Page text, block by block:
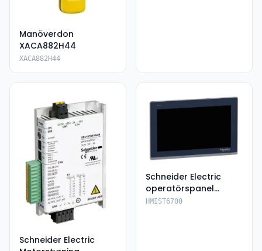
Manöverdon
XACA882H44
XACA882H44
Schneider Electric
Schneider Electric
operatörspanel
HMIST6700
HMIST6700